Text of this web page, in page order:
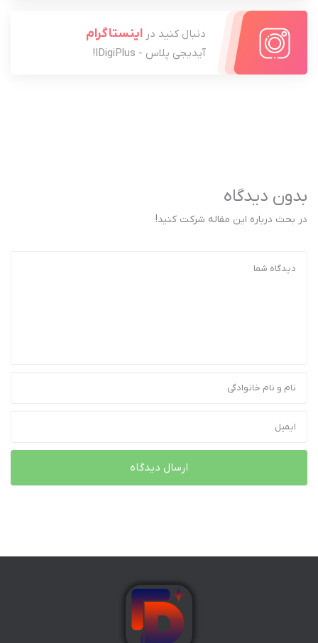
دنبال کنید در اینستاگرام
آیدیجی پلاس - IDigiPlus!
بدون دیدگاه
در بحث درباره این مقاله شرکت کنید!